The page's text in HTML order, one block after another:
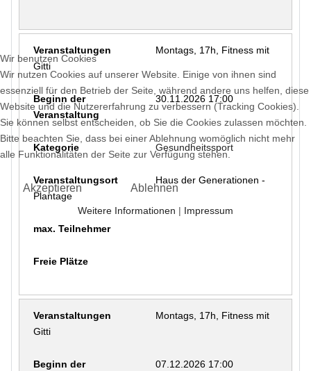
Montags, 17h, Fitness mit
Gitti
30.11.2026 17:00
Gesundheitssport
Haus der Generationen -
Plantage
Montags, 17h, Fitness mit
Gitti
07.12.2026 17:00
Wir benutzen Cookies
Wir nutzen Cookies auf unserer Website. Einige von ihnen sind
essenziell für den Betrieb der Seite, während andere uns helfen, diese
Website und die Nutzererfahrung zu verbessern (Tracking Cookies).
Sie können selbst entscheiden, ob Sie die Cookies zulassen möchten.
Bitte beachten Sie, dass bei einer Ablehnung womöglich nicht mehr
alle Funktionalitäten der Seite zur Verfügung stehen.
Akzeptieren Ablehnen
Weitere Informationen | Impressum